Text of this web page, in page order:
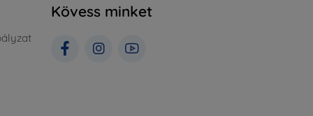
Kövess minket